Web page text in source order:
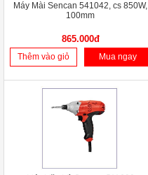
Máy Mài Sencan 541042, cs 850W,
100mm
865.000đ
Thêm vào giỏ Mua ngay